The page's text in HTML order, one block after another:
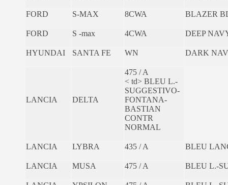
FORD S-MAX 8CWA BLAZER
FORD S -max 4CWA DEEP
HYUNDAI SANTA FE WN DARK
LANCIA DELTA
475 / A
< td> BLEU L.-
SUGGESTIVO-
FONTANA-
BASTIAN
CONTR
NORMAL
LANCIA LYBRA 435 / A BLEU
LANCIA MUSA 475 / A BLEU L.-